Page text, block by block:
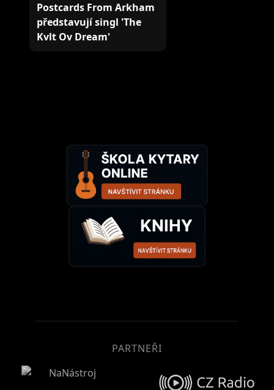
Postcards From Arkham
představují singl 'The
Kvlt Ov Dream'
PARTNEŘI